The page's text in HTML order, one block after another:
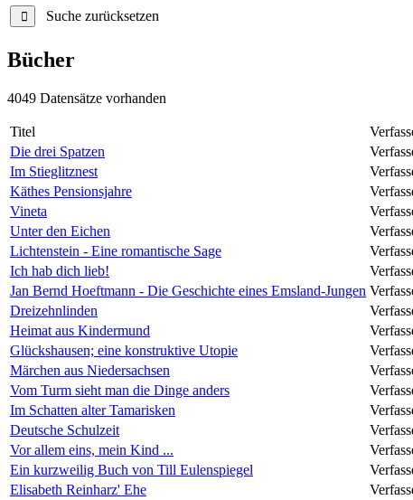
Suche zurücksetzen
Bücher
4049 Datensätze vorhanden
Titel
Die drei Spatzen
Im Stieglitznest
Käthes Pensionsjahre
Vineta
Unter den Eichen
Lichtenstein - Eine romantische Sage
Ich hab dich lieb!
Jan Bernd Hoeftmann - Die Geschichte eines Emsland-Jungen
Dreizehnlinden
Heimat aus Kindermund
Glückshausen; eine konstruktive Utopie
Märchen aus Niedersachsen
Vom Turm sieht man die Dinge anders
Im Schatten alter Tamarisken
Deutsche Schulzeit
Vor allem eins, mein Kind ...
Ein kurzweilig Buch von Till Eulenspiegel
Elisabeth Reinharz' Ehe